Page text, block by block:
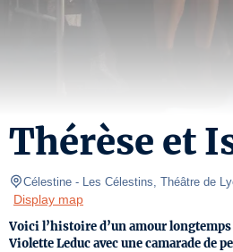
Thérèse et
Célestine - Les Célestins, Théâtre de
Display map
Voici l’histoire d’un amour
Violette Leduc avec une camarade de